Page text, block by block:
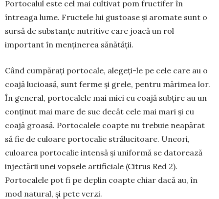
Portocalul este cel mai cultivat pom fructifer în
întreaga lume. Fructele lui gustoase și aromate sunt o
sursă de substanțe nutritive care joacă un rol
important în menținerea sănătății.
Când cumpărați portocale, alegeți-le pe cele care au o
coajă lucioasă, sunt ferme și grele, pentru mărimea lor.
În general, portocalele mai mici cu coajă subțire au un
conținut mai mare de suc decât cele mai mari și cu
coajă groasă. Portocalele coapte nu trebuie neapărat
să fie de culoare portocalie stră­lucitoare. Uneori,
culoarea portocalie intensă și uni­formă se datorează
injectării unei vopsele artifi­ciale (Citrus Red 2).
Portocalele pot fi pe deplin coapte chiar dacă au, în
mod natural, și pete verzi.